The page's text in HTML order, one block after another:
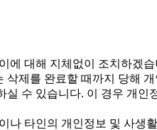
에 대해 지체없이 조치하겠습
제를 완료할 때까지 당해
수 있습니다. 이 경우 개
나 타인의 개인정보 및 사생